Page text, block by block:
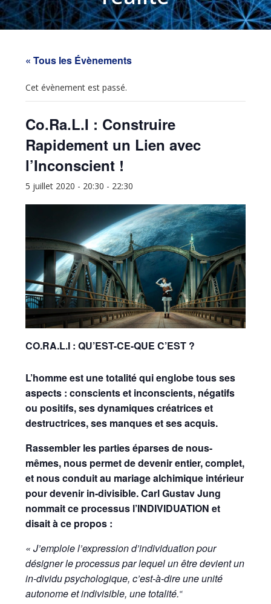
« Tous les Évènements
Cet évènement est passé.
Co.Ra.L.I : Construire
Rapidement un Lien avec
l’Inconscient !
5 juillet 2020 - 20:30 - 22:30
CO.RA.L.I : QU’EST-CE-QUE C’EST ?
L’homme est une totalité qui englobe tous ses
aspects : conscients et inconscients, négatifs
ou positifs, ses dynamiques créatrices et
destructrices, ses manques et ses acquis.
Rassembler les parties éparses de nous-
mêmes, nous permet de devenir entier, complet,
et nous conduit au mariage alchimique intérieur
pour devenir in-divisible. Carl Gustav Jung
nommait ce processus l’INDIVIDUATION et
disait à ce propos :
« J’emploie l’expression d’individuation pour
désigner le processus par lequel un être devient un
in-dividu psychologique, c’est-à-dire une unité
autonome et indivisible, une totalité.«